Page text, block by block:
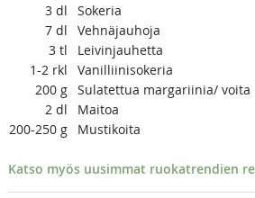
3 dl
Sokeria
7 dl
Vehnäjauhoja
3 tl
Leivinjauhetta
1-2 rkl
Vanilliinisokeria
200 g Sulatettua margariinia/ voita
2 dl
Maitoa
200-250 g Mustikoita
Katso myös uusimmat ruokatrendien